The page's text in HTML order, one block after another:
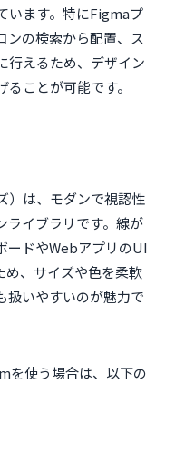
います。特にFigmaプ
ンの検索から配置、ス
行えるため、デザイン
ことが可能です。
）は、モダンで視認性
ライブラリです。線が
ードやWebアプリのUI
め、サイズや色を柔軟
扱いやすいのが魅力で
を使う場合は、以下の